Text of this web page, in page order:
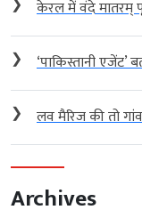
केरल में वंदे मातरम्
❯ ‘पाकिस्तानी एजेंट’
❯ लव मैरिज की तो
Archives